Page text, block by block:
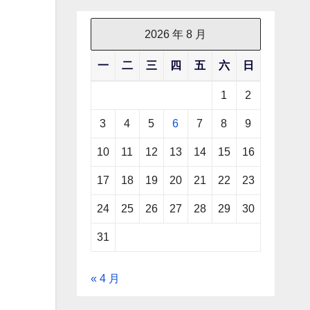
2026 年 8 月
一 二 三 四 五 六 日
1 2
3 4 5 6 7 8 9
10 11 12 13 14 15 16
17 18 19 20 21 22 23
24 25 26 27 28 29 30
31
« 4 月